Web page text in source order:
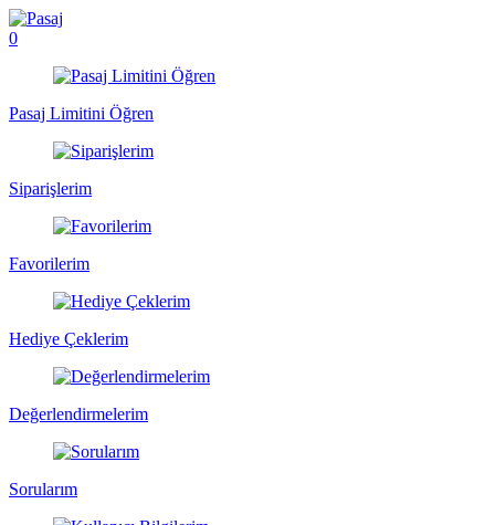
0
Pasaj Limitini Öğren
Siparişlerim
Favorilerim
Hediye Çeklerim
Değerlendirmelerim
Sorularım